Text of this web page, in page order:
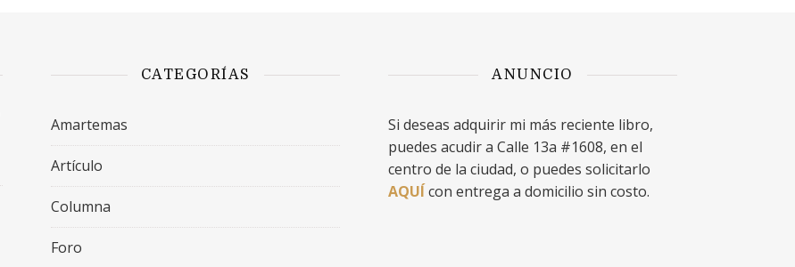
CATEGORÍAS
Amartemas
Artículo
Columna
Foro
ANUNCIO
Si deseas adquirir mi más reciente libro,
puedes acudir a Calle 13a #1608, en el
centro de la ciudad, o puedes solicitarlo
AQUÍcon entrega a domicilio sin costo.